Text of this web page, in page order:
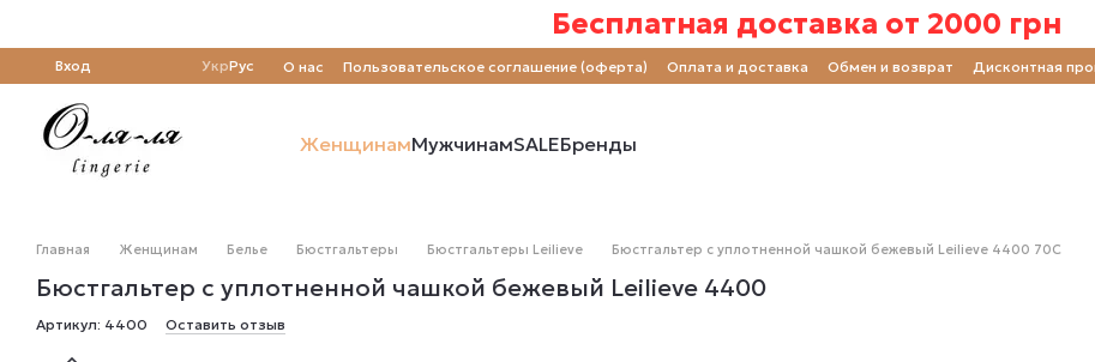
Бесплатная доставка от 2000 грн
Вход УкрРус О нас Пользовательское соглашение (оферта) Оплата и доставка Обмен и возврат Дисконтная
Отзывы о магазине
ЖенщинамМужчинамSALEБренды
Главная Женщинам Белье Бюстгальтеры Бюстгальтеры Leilieve Бюстгальтер с уплотненной чашкой бежевый Leilieve 4400 70C
Бюстгальтер с уплотненной чашкой бежевый Leilieve 4400
Артикул: 4400 Оставить отзыв